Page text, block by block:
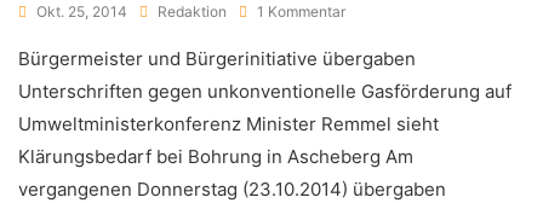
Okt. 25, 2014 Redaktion 1 KommentarZu
90
Tausend
Unterschriften
Gegen
Fracking
Übergeben
Bürgermeister und Bürgerinitiative übergaben
Unterschriften gegen unkonventionelle Gasförderung auf
Umweltministerkonferenz Minister Remmel sieht
Klärungsbedarf bei Bohrung in Ascheberg Am
vergangenen Donnerstag (23.10.2014) übergaben